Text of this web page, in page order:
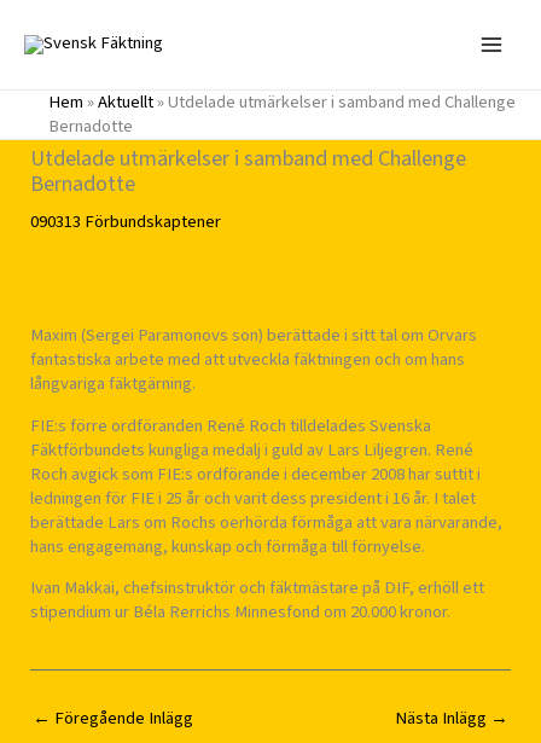
innehåll
Hem»Aktuellt»Utdelade utmärkelser i samband med Challenge
Bernadotte
Utdelade utmärkelser i samband med Challenge
Bernadotte
090313 Förbundskaptener
Maxim (Sergei Paramonovs son) berättade i sitt tal om Orvars
fantastiska arbete med att utveckla fäktningen och om hans
långvariga fäktgärning.
FIE:s förre ordföranden René Roch tilldelades Svenska
Fäktförbundets kungliga medalj i guld av Lars Liljegren. René
Roch avgick som FIE:s ordförande i december 2008 har suttit i
ledningen för FIE i 25 år och varit dess president i 16 år. I talet
berättade Lars om Rochs oerhörda förmåga att vara närvarande,
hans engagemang, kunskap och förmåga till förnyelse.
Ivan Makkai, chefsinstruktör och fäktmästare på DIF, erhöll ett
stipendium ur Béla Rerrichs Minnesfond om 20.000 kronor.
← Föregående Inlägg Nästa Inlägg →